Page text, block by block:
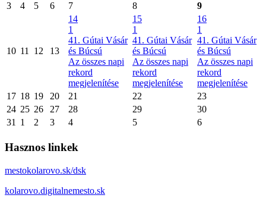
3 4 5 6 7 8 9
10 11 12 13
14
1
41. Gútai Vásár
és Búcsú
Az összes napi
rekord
megjelenítése
15
1
41. Gútai Vásár
és Búcsú
Az összes napi
rekord
megjelenítése
16
1
41. Gútai Vásár
és Búcsú
Az összes napi
rekord
megjelenítése
17 18 19 20 21 22
23
24 25 26 27 28 29
30
31
1 2 3 4 5 6
Hasznos linkek
mestokolarovo.sk/dsk
kolarovo.digitalnemesto.sk